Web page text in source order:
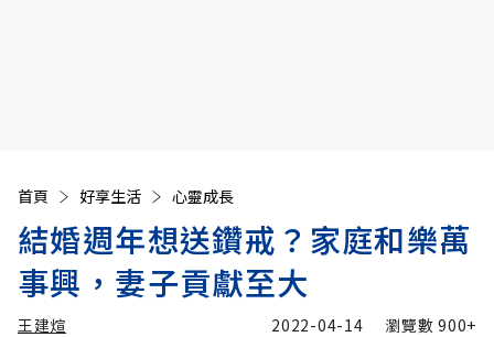
首頁 好享生活 心靈成長
結婚週年想送鑽戒？家庭和樂萬
事興，妻子貢獻至大
王建煊 2022-04-14 瀏覽數900+